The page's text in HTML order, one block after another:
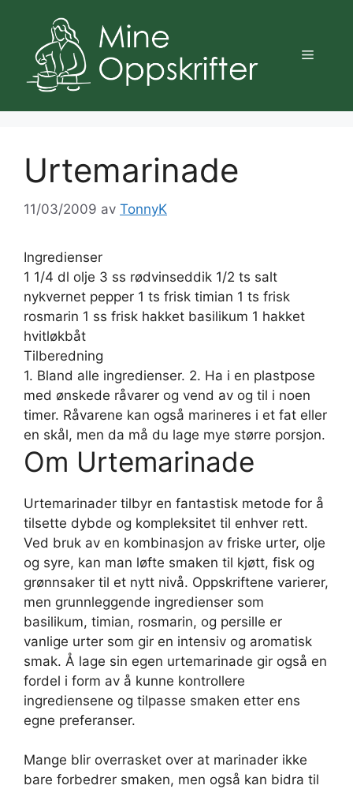
innhold
Meny
Urtemarinade
11/03/2009 av TonnyK
Ingredienser
1 1/4 dl olje 3 ss rødvinseddik 1/2 ts salt
nykvernet pepper 1 ts frisk timian 1 ts frisk
rosmarin 1 ss frisk hakket basilikum 1 hakket
hvitløkbåt
Tilberedning
1. Bland alle ingredienser. 2. Ha i en plastpose
med ønskede råvarer og vend av og til i noen
timer. Råvarene kan også marineres i et fat eller
en skål, men da må du lage mye større porsjon.
Om Urtemarinade
Urtemarinader tilbyr en fantastisk metode for å
tilsette dybde og kompleksitet til enhver rett.
Ved bruk av en kombinasjon av friske urter, olje
og syre, kan man løfte smaken til kjøtt, fisk og
grønnsaker til et nytt nivå. Oppskriftene varierer,
men grunnleggende ingredienser som
basilikum, timian, rosmarin, og persille er
vanlige urter som gir en intensiv og aromatisk
smak. Å lage sin egen urtemarinade gir også en
fordel i form av å kunne kontrollere
ingrediensene og tilpasse smaken etter ens
egne preferanser.
Mange blir overrasket over at marinader ikke
bare forbedrer smaken, men også kan bidra til